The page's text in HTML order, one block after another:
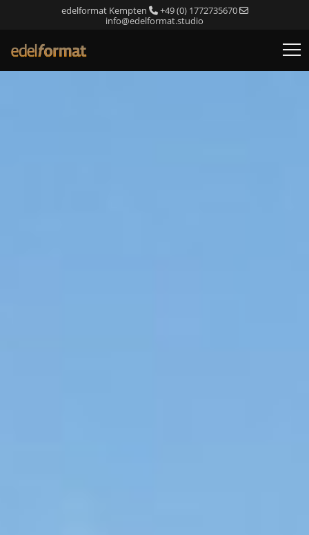
edelformat Kempten
+49 (0) 1772735670
info@edelformat.studio